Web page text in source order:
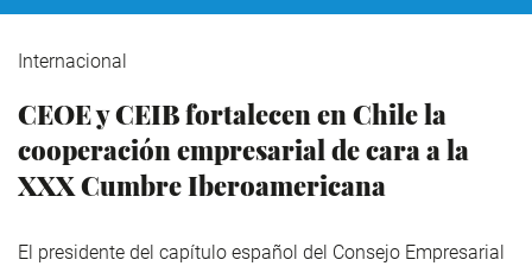
Internacional
CEOE y CEIB fortalecen en Chile la
cooperación empresarial de cara a la
XXX Cumbre Iberoamericana
El presidente del capítulo español del Consejo Empresarial